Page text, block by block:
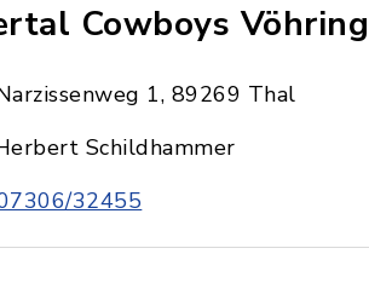
Cowboys
1, 89269 Thal
Schildhammer
32455